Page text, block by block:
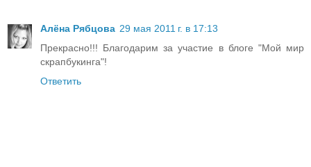
Алёна Рябцова 29 мая 2011 г. в 17:13
Прекрасно!!! Благодарим за участие в блоге "Мой мир
скрапбукинга"!
Ответить